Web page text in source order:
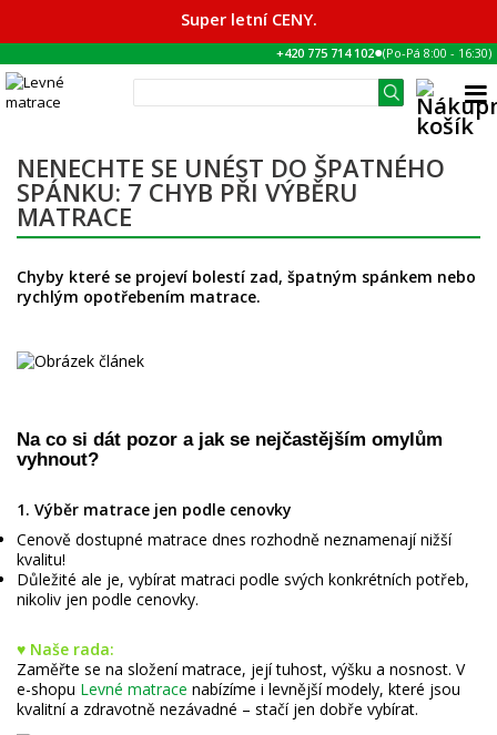
Super letní CENY.
+420 775 714 102●(Po-Pá 8:00 - 16:30)
NENECHTE SE UNÉST DO ŠPATNÉHO
SPÁNKU: 7 CHYB PŘI VÝBĚRU
MATRACE
Chyby které se projeví bolestí zad, špatným spánkem nebo
rychlým opotřebením matrace.
Na co si dát pozor a jak se nejčastějším omylům
vyhnout?
1. Výběr matrace jen podle cenovky
Cenově dostupné matrace dnes rozhodně neznamenají nižší
kvalitu!
Důležité ale je, vybírat matraci podle svých konkrétních potřeb,
nikoliv jen podle cenovky.
♥ Naše rada:
Zaměřte se na složení matrace, její tuhost, výšku a nosnost. V
e-shopu Levné matrace nabízíme i levnější modely, které jsou
kvalitní a zdravotně nezávadné – stačí jen dobře vybírat.